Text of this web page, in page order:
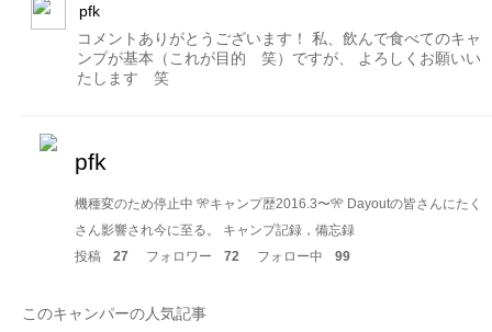
pfk
コメントありがとうございます！ 私、飲んで食べてのキャ
ンプが基本（これが目的 笑）ですが、 よろしくお願いい
たします 笑
pfk
機種変のため停止中 🎌キャンプ歴2016.3〜🎌 Dayoutの皆さんにたく
さん影響され今に至る。 キャンプ記録，備忘録
投稿
27 フォロワー 72 フォロー中 99
このキャンパーの人気記事